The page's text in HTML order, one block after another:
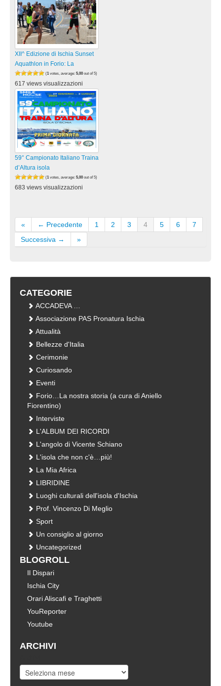
XII^ Edizione di Ischia Sunset
Aquathlon in Forio: La
(1 votes, average: 5,00 out of 5)
617 views visualizzazioni
59° Campionato Italiano Traina
d’Altura isola
(1 votes, average: 5,00 out of 5)
683 views visualizzazioni
« ← Precedente 1 2 3 4 5 6
7
Successiva →
»
CATEGORIE
ACCADEVA …
Associazione PAS Pronatura Ischia
Attualità
Bellezze d'Italia
Cerimonie
Curiosando
Eventi
Forio…La nostra storia (a cura di Aniello
Fiorentino)
Interviste
L'ALBUM DEI RICORDI
L'angolo di Vicente Schiano
L'isola che non c'è…più!
La Mia Africa
LIBRIDINE
Luoghi culturali dell'isola d'Ischia
Prof. Vincenzo Di Meglio
Sport
Un consiglio al giorno
Uncategorized
BLOGROLL
Il Dispari
Ischia City
Orari Aliscafi e Traghetti
YouReporter
Youtube
ARCHIVI